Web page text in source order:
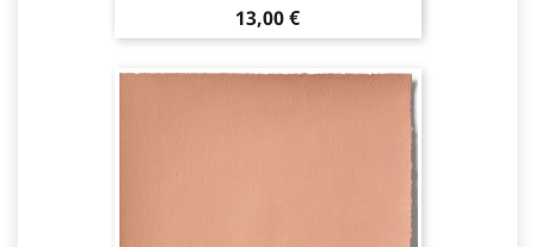
Hinta
13,00 €